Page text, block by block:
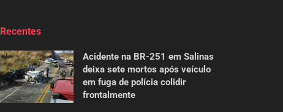
Recentes
Acidente na BR-251 em Salinas
deixa sete mortos após veículo
em fuga de polícia colidir
frontalmente